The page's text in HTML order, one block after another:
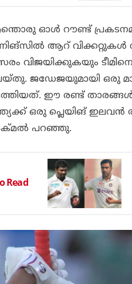
ഓള്‍ റൗണ്ട്
ആറ് വിക്കറ്റുകള്‍
വിജയിക്കുകയും
ജഡേജയുമായി ഒരു
ഈ രണ്ട് താരങ്ങള്‍
ഒരു പ്ലെയിങ് ഇലവന്‍
പറഞ്ഞു.
Read